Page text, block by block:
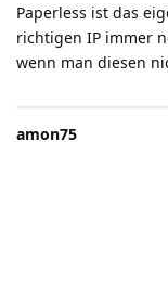
Paperless ist das
richtigen IP immer
wenn man diesen
amon75